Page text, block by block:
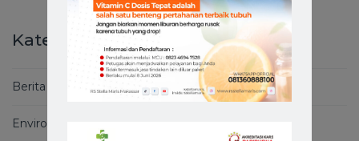
Kategori
Berita
Environment